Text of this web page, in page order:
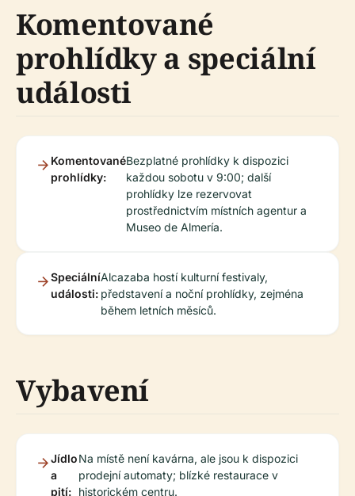
Komentované
prohlídky a speciální
události
Komentované
prohlídky:
Bezplatné prohlídky k dispozici
každou sobotu v 9:00; další
prohlídky lze rezervovat
prostřednictvím místních agentur a
Museo de Almería.
Speciální
události:
Alcazaba hostí kulturní festivaly,
představení a noční prohlídky, zejména
během letních měsíců.
Vybavení
Jídlo
a
pití:
Na místě není kavárna, ale jsou k dispozici
prodejní automaty; blízké restaurace v
historickém centru.